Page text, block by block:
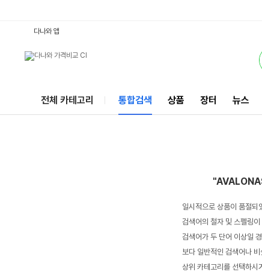
다나와 앱
전체 카테고리 통합검색 상품 장터 뉴스
일시적으로 상품이 품절되
검색어의 철자 및 스펠링
검색어가 두 단어 이상일
보다 일반적인 검색어나
상위 카테고리를 선택하시